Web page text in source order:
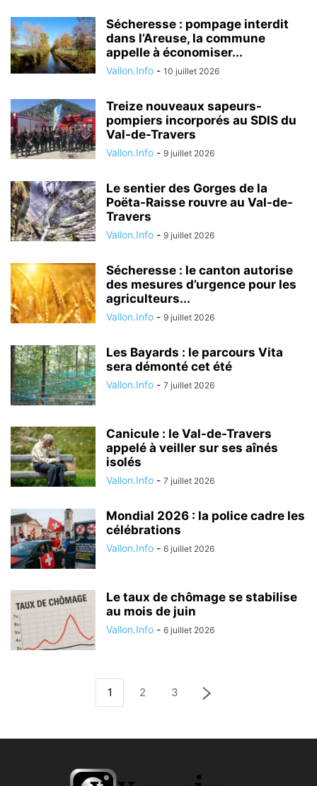
Sécheresse : pompage interdit
dans l’Areuse, la commune
appelle à économiser...
Vallon.Info - 10 juillet 2026
Treize nouveaux sapeurs-
pompiers incorporés au SDIS du
Val-de-Travers
Vallon.Info - 9 juillet 2026
Le sentier des Gorges de la
Poëta-Raisse rouvre au Val-de-
Travers
Vallon.Info - 9 juillet 2026
Sécheresse : le canton autorise
des mesures d’urgence pour les
agriculteurs...
Vallon.Info - 9 juillet 2026
Les Bayards : le parcours Vita
sera démonté cet été
Vallon.Info - 7 juillet 2026
Canicule : le Val-de-Travers
appelé à veiller sur ses aînés
isolés
Vallon.Info - 7 juillet 2026
Mondial 2026 : la police cadre les
célébrations
Vallon.Info - 6 juillet 2026
Le taux de chômage se stabilise
au mois de juin
Vallon.Info - 6 juillet 2026
1 2 3